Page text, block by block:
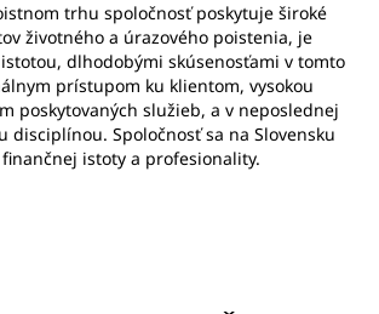
trhu spoločnosť poskytuje široké
životného a úrazového poistenia, je
dlhodobými skúsenosťami v tomto
prístupom ku klientom, vysokou
poskytovaných služieb, a v neposlednej
disciplínou. Spoločnosť sa na Slovensku
istoty a profesionality.